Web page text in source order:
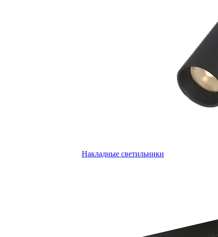
Накладные светильники